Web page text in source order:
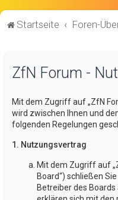
Startseite Foren-
ZfN Forum -
Mit dem Zugriff auf „ZfN
wird zwischen Ihnen und
folgenden Regelungen
1. Nutzungsvertrag
Mit dem Zugriff auf
Board“) schließen
Betreiber des Boards